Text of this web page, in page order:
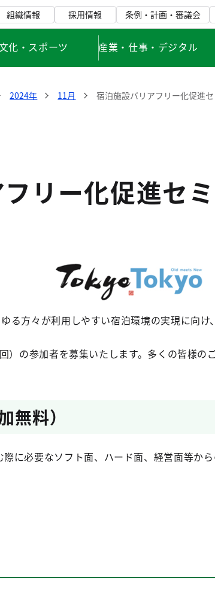
組織情報 採用情報 条例・計画・審議会
化・スポーツ 産業・仕事・デジタル
2024年 11月 宿泊施設バリアフリー化促進
リー化促進セ
る方々が利用しやすい宿泊環境の実現に向
の参加者を募集いたします。多くの皆様の
無料）
に必要なソフト面、ハード面、経営面等か